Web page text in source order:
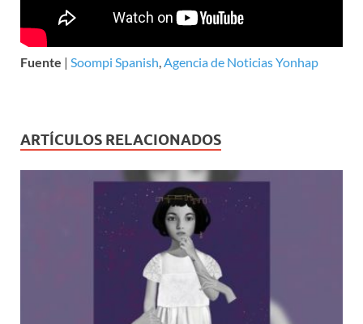
Fuente | Soompi Spanish,Agencia de Noticias Yonhap
ARTÍCULOS RELACIONADOS